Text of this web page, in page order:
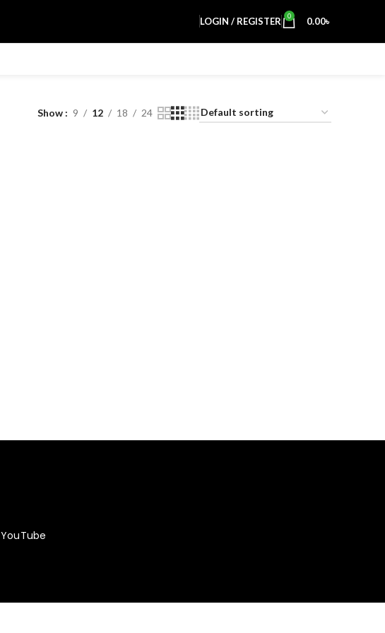
LOGIN / REGISTER 0 0.00৳
Show 9 12 18 24
YouTube